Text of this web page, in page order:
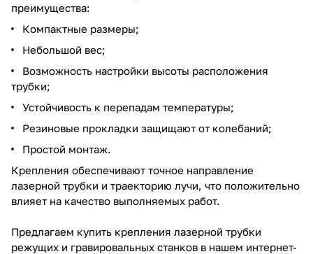
преимущества:
Компактные размеры;
Небольшой вес;
Возможность настройки высоты расположения
трубки;
Устойчивость к перепадам температуры;
Резиновые прокладки защищают от колебаний;
Простой монтаж.
Крепления обеспечивают точное направление
лазерной трубки и траекторию лучи, что положительно
влияет на качество выполняемых работ.
Предлагаем купить крепления лазерной трубки
режущих и гравировальных станков в нашем интернет-